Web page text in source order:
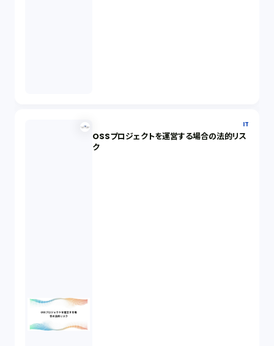
IT
OSSプロジェクトを運営する場合の法的リス
ク